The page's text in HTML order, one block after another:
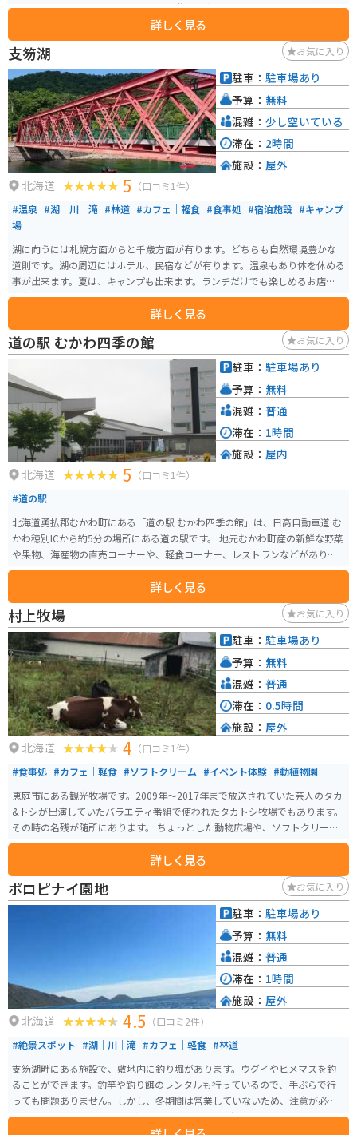
りますが、ちょっとしたアスレチック遊具や座るタイプのハンモックがあ
り、大人も子どもものんびり時間を過ごすことができます。
詳しく見る
支笏湖 お気に入り
北海道 5 （口コミ1件）
#温泉 #湖｜川｜滝 #林道 #カフェ｜軽食 #食事処 #宿泊施設 #キャンプ
場
湖に向うには札幌方面からと千歳方面が有ります。どちらも自然環境豊かな
道則です。湖の周辺にはホテル、民宿などが有ります。温泉もあり体を休める
事が出来ます。夏は、キャンプも出来ます。ランチだけでも楽しめるお店が数
軒有ります。
詳しく見る
駐車： 駐車場あり
予算： 無料
混雑： 少し空いている
滞在： 2時間
施設： 屋外
道の駅 むかわ四季の館 お気に入り
北海道 5 （口コミ1件）
#道の駅
北海道勇払郡むかわ町にある「道の駅 むかわ四季の館」は、日高自動車道 む
かわ穂別ICから約5分の場所にある道の駅です。 地元むかわ町産の新鮮な野菜
や果物、海産物の直売コーナーや、軽食コーナー、レストランなどがありま
す。 とくに、むかわ町特産のししゃもを使った料理や、地元産の食材をふん
は、むかわ竜の化石や、アンモナイトなど、貴重な資料を見ることができま
す。 バイクで訪れる際は、道の駅に隣接して、広々とした駐車場が完備され
ているので安心です。 日高地方のツーリングの休憩スポットとしても最適な
場所です。 むかわ町の名産品としては、先述のししゃもの他に、穂別メロン
やトマトなどの農産物も有名です。 道の駅 むかわ四季の館は、地元の特産品
を手に入れることができるのも魅力です。
詳しく見る
駐車： 駐車場あり
予算： 無料
混雑： 普通
滞在： 1時間
施設： 屋内
村上牧場 お気に入り
北海道 4 （口コミ1件）
#食事処 #カフェ｜軽食 #ソフトクリーム #イベント体験 #動植物園
恵庭市にある観光牧場です。2009年〜2017年まで放送されていた芸人のタカ
&トシが出演していたバラエティ番組で使われたタカトシ牧場でもあります。
その時の名残が随所にあります。 ちょっとした動物広場や、ソフトクリーム
を食べれたり、バター作り体験ができたりもします。恵庭市の街からも離れ
すぎておらず、車やバイクがあれば行きやすい場所です。
詳しく見る
駐車： 駐車場あり
予算： 無料
混雑： 普通
滞在： 0.5時間
施設： 屋外
ポロピナイ園地 お気に入り
北海道 4.5 （口コミ2件）
#絶景スポット #湖｜川｜滝 #カフェ｜軽食 #林道
支笏湖畔にある施設で、敷地内に釣り堀があります。ウグイやヒメマスを釣
ることができます。釣竿や釣り餌のレンタルも行っているので、手ぶらで行
っても問題ありません。しかし、冬期間は営業していないため、注意が必要
です。 支笏湖は、４万年ほど前に形成されたカルデラ湖で、恵庭岳、風不死
駐車： 駐車場あり
予算： 無料
混雑： 普通
滞在： 1時間
施設： 屋外